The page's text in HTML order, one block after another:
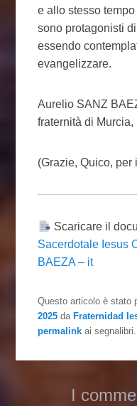
e allo stesso
sono protagonisti
essendo
evangelizzare.
Aurelio SANZ
fraternità di Murcia,
(Grazie, Quico, per
Scaricare il
Sacerdotale Iesus
BAEZA – it
Questo articolo è stato
2025 da Fraternidad
permalink ai segnalibri.
I